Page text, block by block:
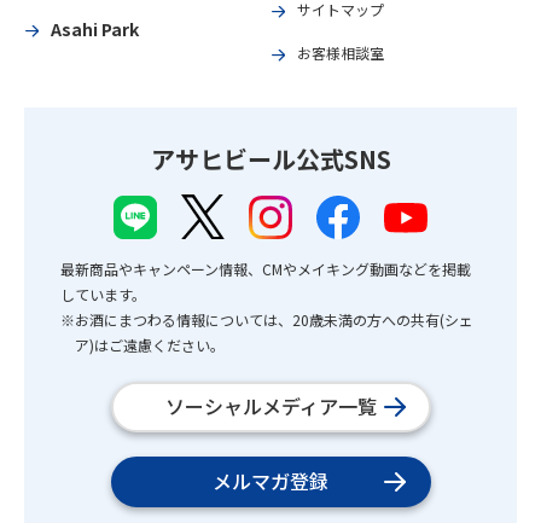
Asahi Park
サイトマップ
お客様相談室
アサヒビール公式SNS
最新商品やキャンペーン情報、CMやメイキング動画などを掲載
しています。
※お酒にまつわる情報については、20歳未満の方への共有(シェ
ア)はご遠慮ください。
ソーシャルメディア一覧
メルマガ登録